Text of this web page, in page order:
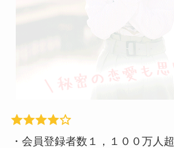
・会員登録者数１，１００万人超